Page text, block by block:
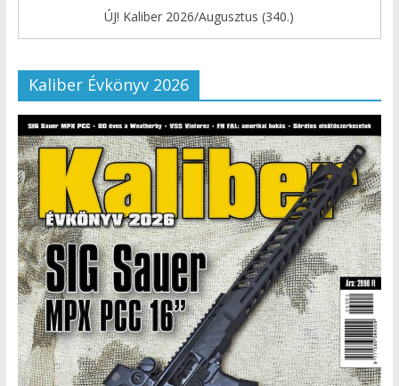
ÚJ! Kaliber 2026/Augusztus (340.)
Kaliber Évkönyv 2026